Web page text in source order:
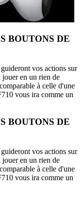
BOUTONS DE
vos actions sur
jouer en un rien de
à celle d'une
vous ira comme un
BOUTONS DE
vos actions sur
jouer en un rien de
à celle d'une
vous ira comme un